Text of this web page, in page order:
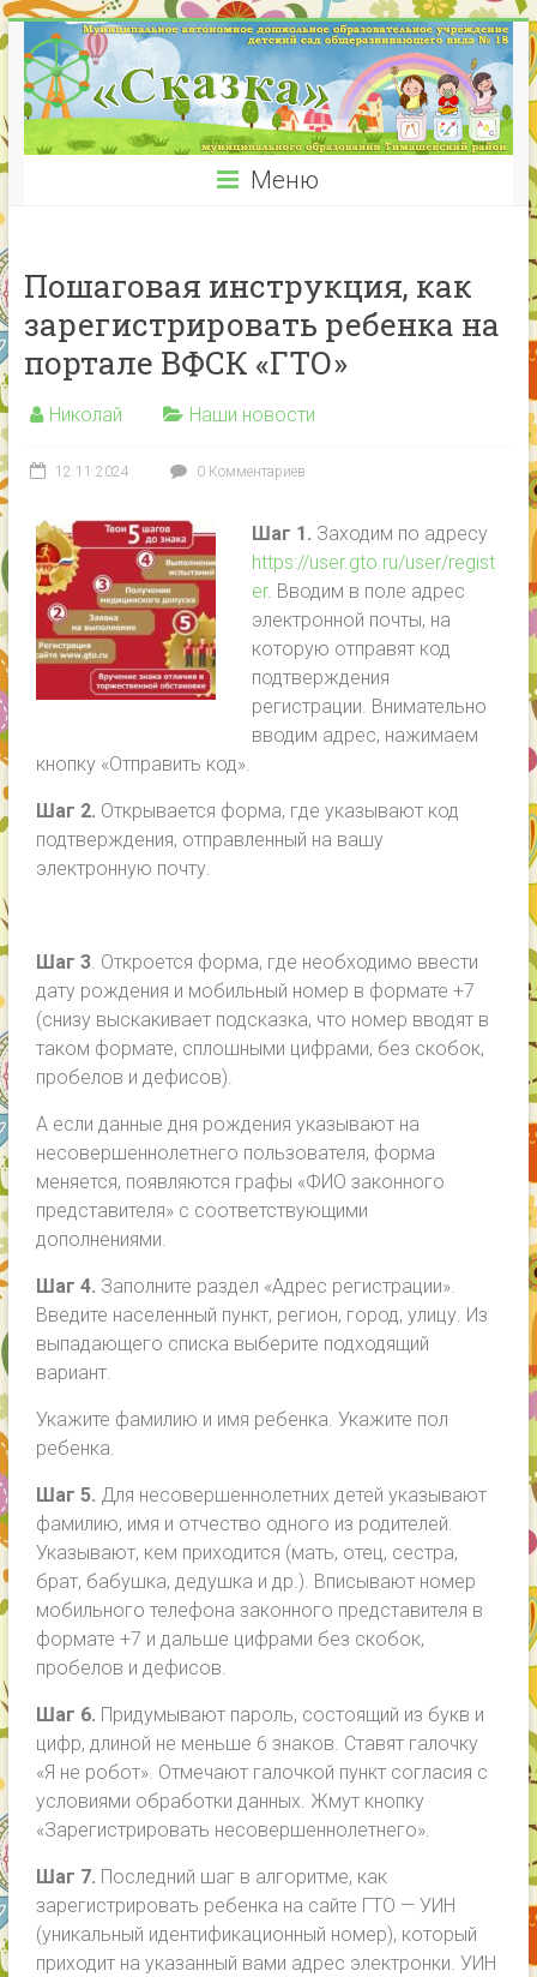
Меню
Пошаговая инструкция, как
зарегистрировать ребенка на
портале ВФСК «ГТО»
Николай Наши новости
12.11.2024 0 Комментариев
Шаг 1. Заходим по адресу
https://user.gto.ru/user/regist
er. Вводим в поле адрес
электронной почты, на
которую отправят код
подтверждения
регистрации. Внимательно
вводим адрес, нажимаем
кнопку «Отправить код».
Шаг 2. Открывается форма, где указывают код
подтверждения, отправленный на вашу
электронную почту.
Шаг 3. Откроется форма, где необходимо ввести
дату рождения и мобильный номер в формате +7
(снизу выскакивает подсказка, что номер вводят в
таком формате, сплошными цифрами, без скобок,
пробелов и дефисов).
А если данные дня рождения указывают на
несовершеннолетнего пользователя, форма
меняется, появляются графы «ФИО законного
представителя» с соответствующими
дополнениями.
Шаг 4. Заполните раздел «Адрес регистрации».
Введите населенный пункт, регион, город, улицу. Из
выпадающего списка выберите подходящий
вариант.
Укажите фамилию и имя ребенка. Укажите пол
ребенка.
Шаг 5. Для несовершеннолетних детей указывают
фамилию, имя и отчество одного из родителей.
Указывают, кем приходится (мать, отец, сестра,
брат, бабушка, дедушка и др.). Вписывают номер
мобильного телефона законного представителя в
формате +7 и дальше цифрами без скобок,
пробелов и дефисов.
Шаг 6. Придумывают пароль, состоящий из букв и
цифр, длиной не меньше 6 знаков. Ставят галочку
«Я не робот». Отмечают галочкой пункт согласия с
условиями обработки данных. Жмут кнопку
«Зарегистрировать несовершеннолетнего».
Шаг 7. Последний шаг в алгоритме, как
зарегистрировать ребенка на сайте ГТО — УИН
(уникальный идентификационный номер), который
приходит на указанный вами адрес электронки. УИН